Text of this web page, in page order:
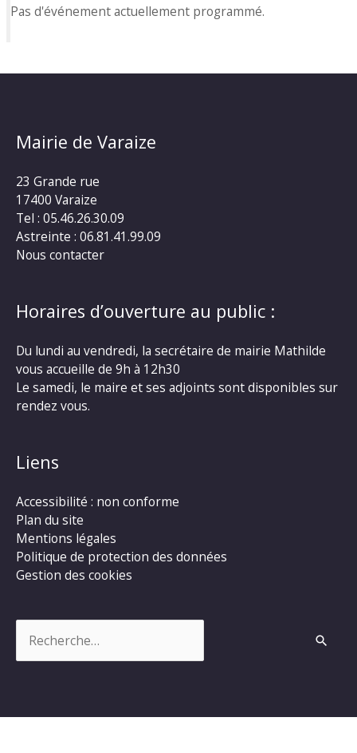
Pas d'événement actuellement programmé.
Mairie de Varaize
23 Grande rue
17400 Varaize
Tel : 05.46.26.30.09
Astreinte : 06.81.41.99.09
Nous contacter
Horaires d’ouverture au public :
Du lundi au vendredi, la secrétaire de mairie Mathilde
vous accueille de 9h à 12h30
Le samedi, le maire et ses adjoints sont disponibles sur
rendez vous.
Liens
Accessibilité : non conforme
Plan du site
Mentions légales
Politique de protection des données
Gestion des cookies